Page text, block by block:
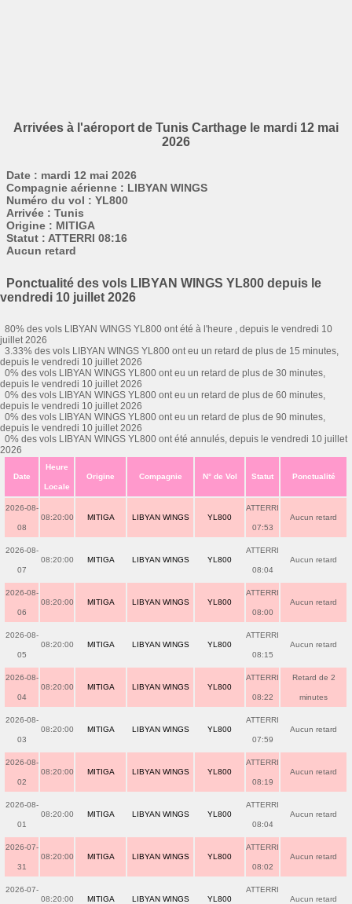
Arrivées à l'aéroport de Tunis Carthage le mardi 12 mai
2026
Date : mardi 12 mai 2026
Compagnie aérienne : LIBYAN WINGS
Numéro du vol : YL800
Arrivée : Tunis
Origine : MITIGA
Statut : ATTERRI 08:16
Aucun retard
Ponctualité des vols LIBYAN WINGS YL800 depuis le
vendredi 10 juillet 2026
80% des vols LIBYAN WINGS YL800 ont été à l'heure , depuis le vendredi 10
juillet 2026
3.33% des vols LIBYAN WINGS YL800 ont eu un retard de plus de 15 minutes,
depuis le vendredi 10 juillet 2026
0% des vols LIBYAN WINGS YL800 ont eu un retard de plus de 30 minutes,
depuis le vendredi 10 juillet 2026
0% des vols LIBYAN WINGS YL800 ont eu un retard de plus de 60 minutes,
depuis le vendredi 10 juillet 2026
0% des vols LIBYAN WINGS YL800 ont eu un retard de plus de 90 minutes,
depuis le vendredi 10 juillet 2026
0% des vols LIBYAN WINGS YL800 ont été annulés, depuis le vendredi 10 juillet
2026
Date
Heure
Locale
Origine Compagnie N° de Vol Statut Ponctualité
2026-08-
08
08:20:00 MITIGA LIBYAN WINGS YL800
ATTERRI
07:53
Aucun retard
2026-08-
07
08:20:00 MITIGA LIBYAN WINGS YL800
ATTERRI
08:04
Aucun retard
2026-08-
06
08:20:00 MITIGA LIBYAN WINGS YL800
ATTERRI
08:00
Aucun retard
2026-08-
05
08:20:00 MITIGA LIBYAN WINGS YL800
ATTERRI
08:15
Aucun retard
2026-08-
04
08:20:00 MITIGA LIBYAN WINGS YL800
ATTERRI
08:22
Retard de 2
minutes
2026-08-
03
08:20:00 MITIGA LIBYAN WINGS YL800
ATTERRI
07:59
Aucun retard
2026-08-
02
08:20:00 MITIGA LIBYAN WINGS YL800
ATTERRI
08:19
Aucun retard
2026-08-
01
08:20:00 MITIGA LIBYAN WINGS YL800
ATTERRI
08:04
Aucun retard
2026-07-
31
08:20:00 MITIGA LIBYAN WINGS YL800
ATTERRI
08:02
Aucun retard
2026-07-
08:20:00 MITIGA LIBYAN WINGS YL800
ATTERRI
Aucun retard